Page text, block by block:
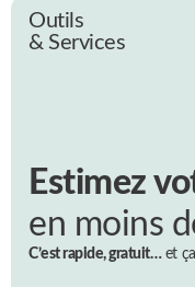
Outils
& Services
Estimez
en moins
C’est rapide, gratuit…et